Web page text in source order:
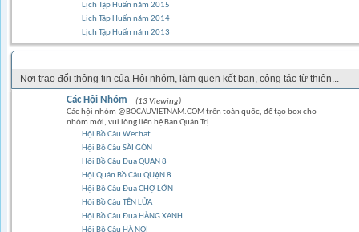
Lịch Tập Huấn năm 2015
Lịch Tập Huấn năm 2014
Lịch Tập Huấn năm 2013
Nơi trao đổi thông tin của Hội nhóm, làm quen kết bạn, công tác từ thiện...
Các Hội Nhóm
(13 Viewing)
Các hội nhóm @BOCAUVIETNAM.COM trên toàn quốc, để tạo box cho
nhóm mới, vui lòng liên hệ Ban Quản Trị
Hội Bồ Câu Wechat
Hội Bồ Câu SÀI GÒN
Hội Bồ Câu Đua QUẬN 8
Hội Quán Bồ Câu QUẬN 8
Hội Bồ Câu Đua CHỢ LỚN
Hội Bồ Câu TÊN LỬA
Hội Bồ Câu Đua HÀNG XANH
Hội Bồ Câu HÀ NỘI